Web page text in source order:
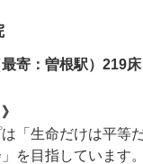
寄：曽根駅）219床
「生命だけは平等
を目指しています